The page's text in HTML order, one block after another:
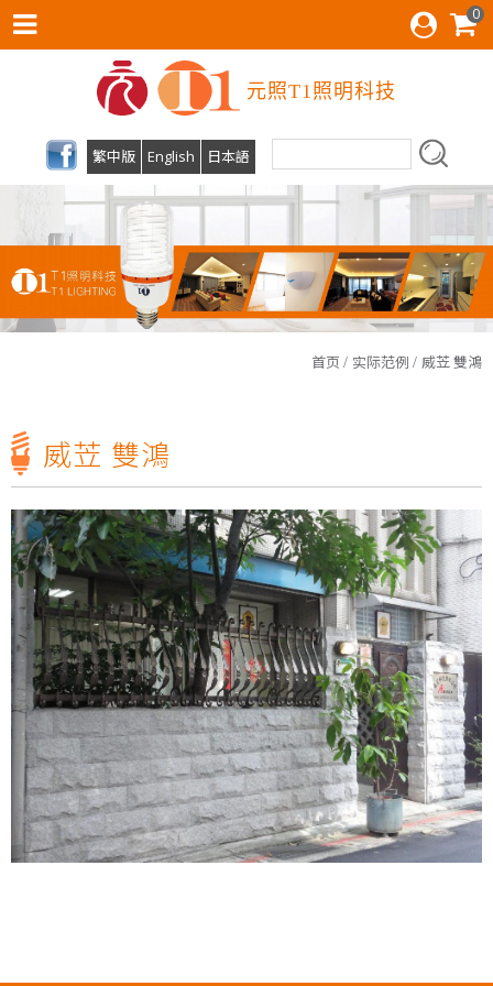
0
元照T1照明科技
繁中版 English 日本語
首页 实际范例 威苙 雙鴻
T1照明科技有限公司预计7月1日起办公室迁移至台中市南屯区文心一路387号04-22590149，欢迎旧雨新知来店参观！
威苙 雙鴻